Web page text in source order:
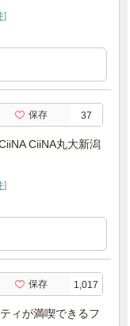
]
保存 37
CiiNA丸大新潟
]
保存 1,017
ィが満喫できるフ